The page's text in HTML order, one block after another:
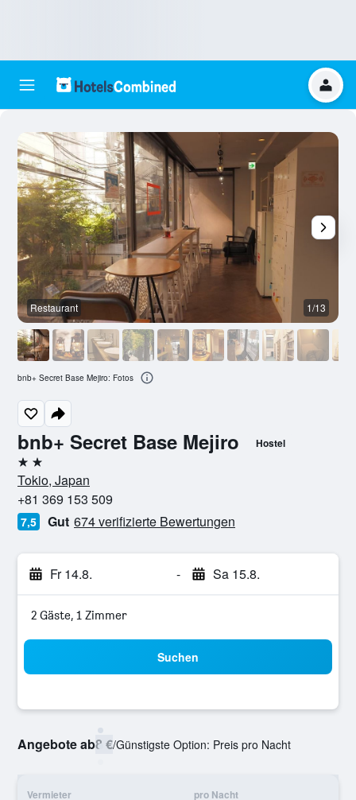
bnb+ Secret Base Mejiro Hostel
2 Sterne
Tokio, Japan
+81 369 153 509
7,5 Gut 674 verifizierte Bewertungen
Fr 14.8. - Sa 15.8.
2 Gäste, 1 Zimmer
Suchen
Angebote ab8 €/Günstigste Option: Preis pro Nacht
Vermieter pro Nacht
Restaurant 1/13
bnb+ Secret Base Mejiro: Fotos